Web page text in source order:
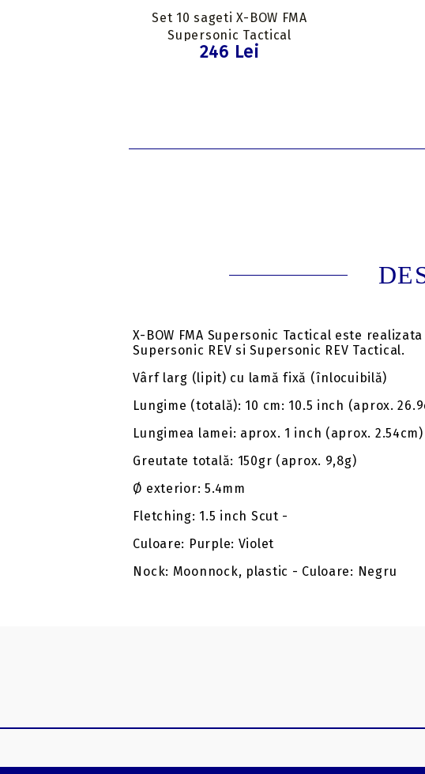
Set 10 sageti X-BOW FMA
Supersonic Tactical
246 Lei
X-BOW FMA Supersonic Tactical este
Supersonic REV si Supersonic REV Tactical.
Vârf larg (lipit) cu lamă fixă (înlocuibilă)
Lungime (totală): 10 cm: 10.5 inch (aprox.
Lungimea lamei: aprox. 1 inch (aprox. 2.54cm)
Greutate totală: 150gr (aprox. 9,8g)
Ø exterior: 5.4mm
Fletching: 1.5 inch Scut -
Culoare: Purple: Violet
Nock: Moonnock, plastic - Culoare: Negru